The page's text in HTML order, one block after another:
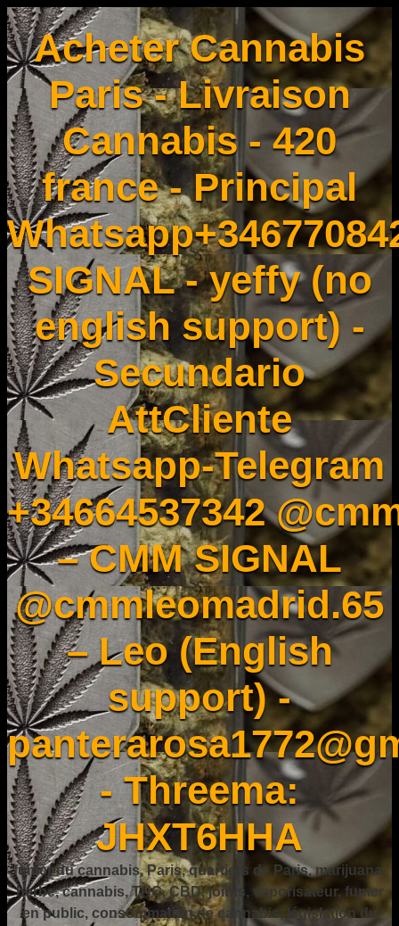
Acheter Cannabis
Paris - Livraison
Cannabis - 420
france - Principal
SIGNAL - yeffy (no
english support) -
Secundario
AttCliente
Whatsapp-Telegram
+34664537342
– CMM SIGNAL
@cmmleomadrid.65
– Leo (English
support) -
- Threema:
JHXT6HHA
fumer du cannabis, Paris, quartiers de Paris, marijuana,
herbe, cannabis, THC, CBD, joints, vaporisateur, fumer
en public, consommation de cannabis, législation du